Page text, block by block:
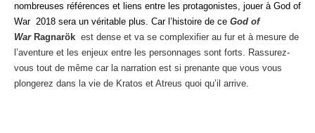
nombreuses références et liens entre les protagonistes, jouer à God of
War 2018 sera un véritable plus. Car l’histoire de ce God of
War Ragnarök est dense et va se complexifier au fur et à mesure de
l’aventure et les enjeux entre les personnages sont forts. Rassurez-
vous tout de même car la narration est si prenante que vous vous
plongerez dans la vie de Kratos et Atreus quoi qu’il arrive.